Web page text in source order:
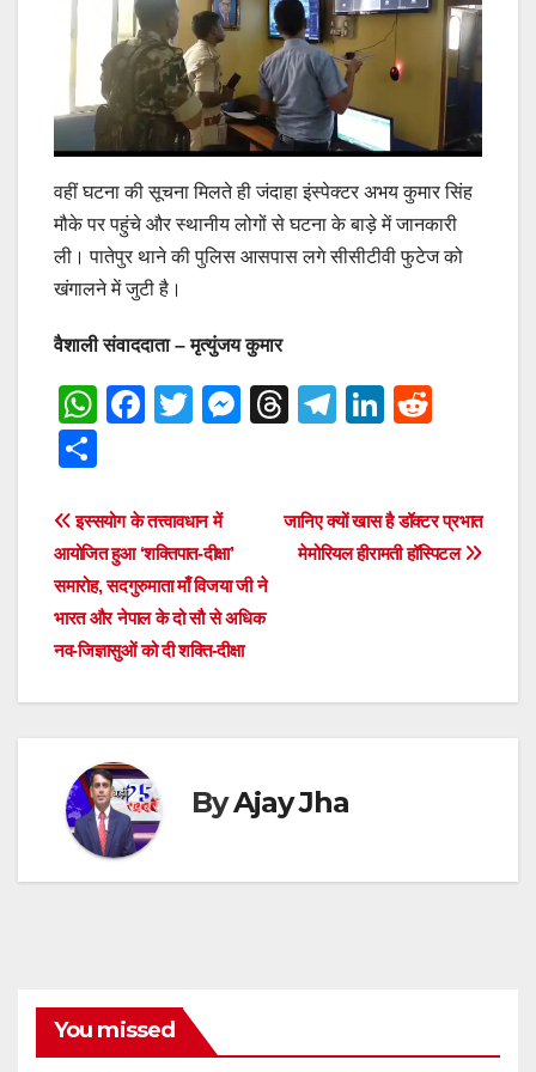
वहीं घटना की सूचना मिलते ही जंदाहा इंस्पेक्टर अभय कुमार सिंह
मौके पर पहुंचे और स्थानीय लोगों से घटना के बाड़े में जानकारी
ली। पातेपुर थाने की पुलिस आसपास लगे सीसीटीवी फुटेज को
खंगालने में जुटी है।
वैशाली संवाददाता – मृत्युंजय कुमार
W
s
A
p
p
F
e
b
o
o
T
er
M
g
er
T
a
d
T
gr
a
Li
e
dI
di
t
ar
e
Post
navigation
जानिए क्यों खास है डॉक्टर प्रभात
मेमोरियल हीरामती हॉस्पिटल
इस्सयोग के तत्त्वावधान में
आयोजित हुआ ‘शक्तिपात-दीक्षा’
समारोह, सदगुरुमाता माँ विजया जी ने
भारत और नेपाल के दो सौ से अधिक
नव-जिज्ञासुओं को दी शक्ति-दीक्षा
ByAjay Jha
You missed